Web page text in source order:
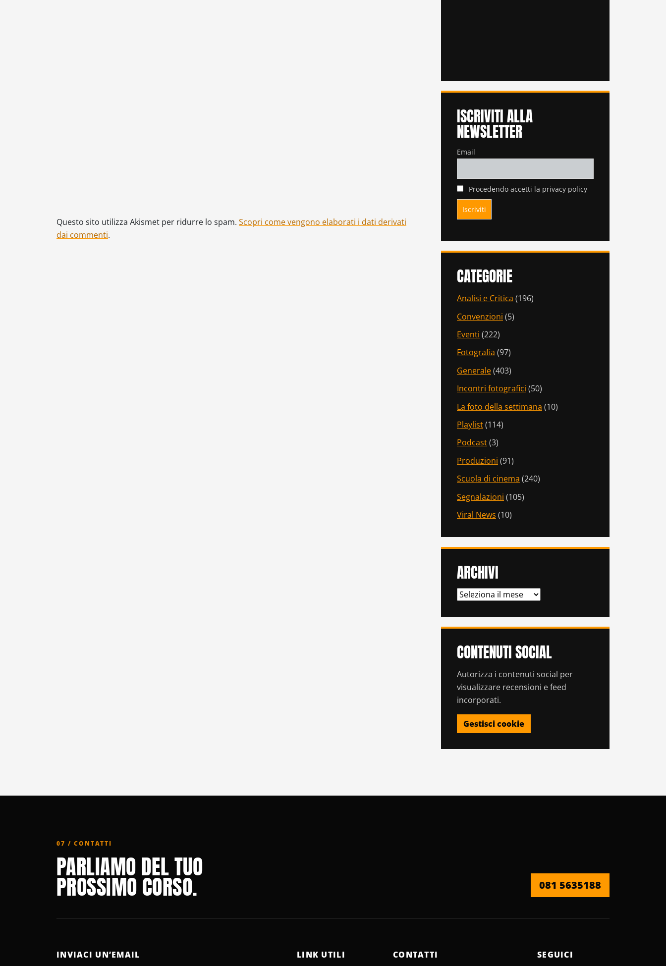
Questo sito utilizza Akismet per ridurre lo spam. Scopri come vengono elaborati i dati derivati
dai commenti.
ISCRIVITI ALLA
NEWSLETTER
Email
Procedendo accetti la privacy policy
CATEGORIE
Analisi e Critica (196)
Convenzioni (5)
Eventi (222)
Fotografia (97)
Generale(403)
Incontri fotografici (50)
La foto della settimana (10)
Playlist(114)
Podcast(3)
Produzioni (91)
Scuola di cinema (240)
Segnalazioni (105)
Viral News (10)
ARCHIVI
ARCHIVI
CONTENUTI SOCIAL
Autorizza i contenuti social per
visualizzare recensioni e feed
incorporati.
Gestisci cookie
07 / CONTATTI
PARLIAMO DEL TUO
PROSSIMO CORSO. 081 5635188
INVIACI UN’EMAIL LINK UTILI CONTATTI SEGUICI